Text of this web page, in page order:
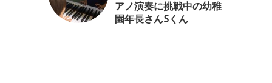
アノ演奏に挑戦中の幼稚
園年長さんSくん